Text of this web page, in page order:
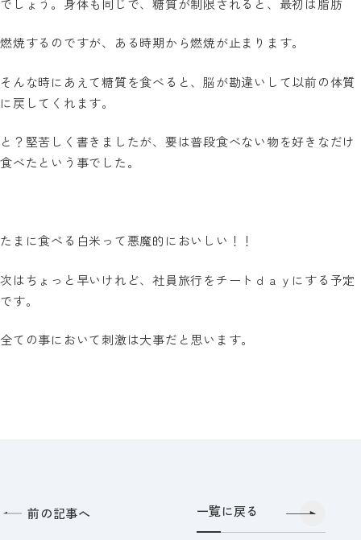
でしょう。身体も同じで、糖質が制限されると、最初は脂肪
燃焼するのですが、ある時期から燃焼が止まります。
そんな時にあえて糖質を食べると、脳が勘違いして以前の体質
に戻してくれます。
と？堅苦しく書きましたが、要は普段食べない物を好きなだけ
食べたという事でした。
たまに食べる白米って悪魔的においしい！！
次はちょっと早いけれど、社員旅行をチートｄａｙにする予定
です。
全ての事において刺激は大事だと思います。
前の記事へ 一覧に戻る